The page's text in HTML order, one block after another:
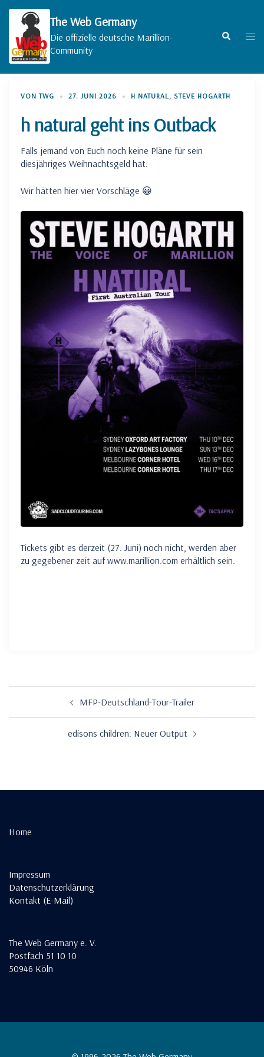
Zum
Inhalt
springen
The Web Germany
Die offizielle deutsche Marillion-
Community
Suche
VONTWG 27. JUNI 2026 H NATURAL, STEVE HOGARTH
h natural geht ins Outback
Falls jemand von Euch noch keine Pläne für sein
diesjähriges Weihnachtsgeld hat:
Wir hätten hier vier Vorschläge 😀
Tickets gibt es derzeit (27. Juni) noch nicht, werden aber
zu gegebener zeit auf www.marillion.com erhältlich sein.
Beitragsnavigation
MFP-Deutschland-Tour-Trailer
edisons children: Neuer Output
Home
Impressum
Datenschutzerklärung
Kontakt (E-Mail)
The Web Germany e. V.
Postfach 51 10 10
50946 Köln